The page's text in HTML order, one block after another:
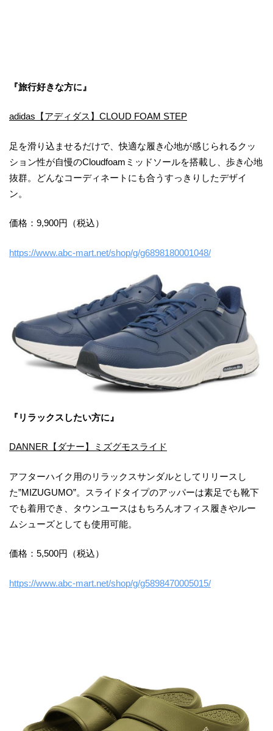
『旅行好きな方に』
adidas【アディダス】CLOUD FOAM STEP
足を滑り込ませるだけで、快適な履き心地が感じられるクッ
ション性が自慢のCloudfoamミッドソールを搭載し、歩き心地
抜群。どんなコーディネートにも合うすっきりしたデザイ
ン。
価格：9,900円（税込）
https://www.abc-mart.net/shop/g/g6898180001048/
『リラックスしたい方に』
DANNER【ダナー】ミズグモスライド
アフターハイク用のリラックスサンダルとしてリリースし
た”MIZUGUMO”。スライドタイプのアッパーは素足でも靴下
でも着用でき、タウンユースはもちろんオフィス履きやルー
ムシューズとしても使用可能。
価格：5,500円（税込）
https://www.abc-mart.net/shop/g/g5898470005015/